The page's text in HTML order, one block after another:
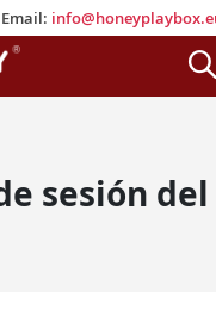
Email:
Email:
info@honeyplaybox.eu
sesión